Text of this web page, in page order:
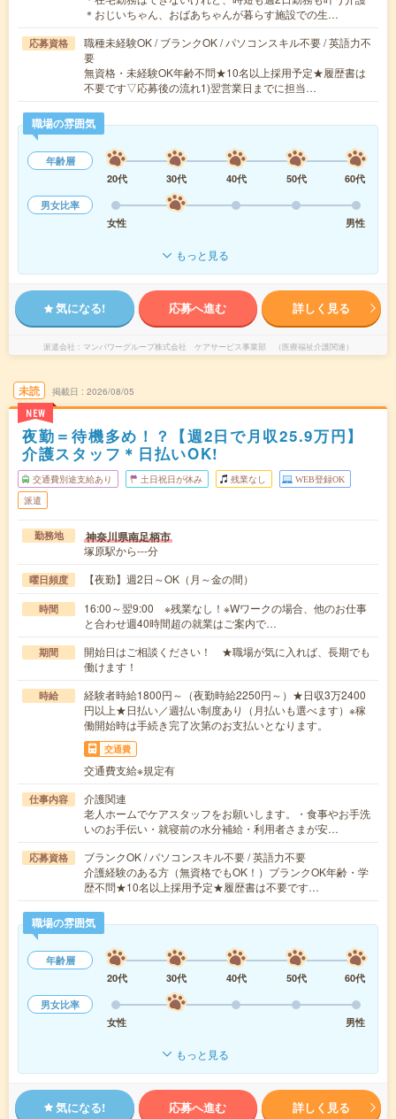
＊おじいちゃん、おばあちゃんが暮らす施設での生…
応募資格
職種未経験OK / ブランクOK / パソコンスキル不要 / 英語力不
要
無資格・未経験OK年齢不問★10名以上採用予定★履歴書は
不要です▽応募後の流れ1)翌営業日までに担当…
職場の雰囲気
年齢層
20代
30代 40代 50代
60代
男女比率
女性
男性
もっと見る
気になる! 応募へ進む 詳しく見る
派遣会社 マンパワーグループ株式会社 ケアサービス事業部 （医療福祉介護関連）
未読
NEW
掲載日 2026/08/05
夜勤＝待機多め！？【週2日で月収25.9万円】
介護スタッフ＊日払いOK!
交通費別途支給あり 土日祝日が休み 残業なし WEB登録OK
派遣
勤務地 神奈川県南足柄市
塚原駅から---分
曜日頻度 【夜勤】週2日～OK（月～金の間）
時間
16:00～翌9:00 ※残業なし！※Wワークの場合、他のお仕事
と合わせ週40時間超の就業はご案内で…
期間
開始日はご相談ください！ ★職場が気に入れば、長期でも
働けます！
時給
経験者時給1800円～（夜勤時給2250円～）★日収3万2400
円以上★日払い／週払い制度あり（月払いも選べます）※稼
働開始時は手続き完了次第のお支払いとなります。
交通費
交通費支給※規定有
仕事内容
介護関連
老人ホームでケアスタッフをお願いします。・食事やお手洗
いのお手伝い・就寝前の水分補給・利用者さまが安…
応募資格
ブランクOK / パソコンスキル不要 / 英語力不要
介護経験のある方（無資格でもOK！）ブランクOK年齢・学
歴不問★10名以上採用予定★履歴書は不要です…
職場の雰囲気
年齢層
20代
30代 40代 50代
60代
男女比率
女性
男性
もっと見る
気になる! 応募へ進む 詳しく見る